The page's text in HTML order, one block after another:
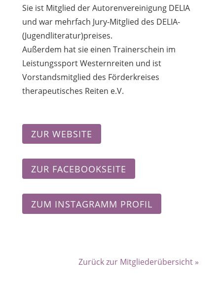
Sie ist Mitglied der Autorenvereinigung DELIA
und war mehrfach Jury-Mitglied des DELIA-
(Jugendliteratur)preises.
Außerdem hat sie einen Trainerschein im
Leistungssport Westernreiten und ist
Vorstandsmitglied des Förderkreises
therapeutisches Reiten e.V.
ZUR WEBSITE
ZUR FACEBOOKSEITE
ZUM INSTAGRAMM PROFIL
Zurück zur Mitgliederübersicht »